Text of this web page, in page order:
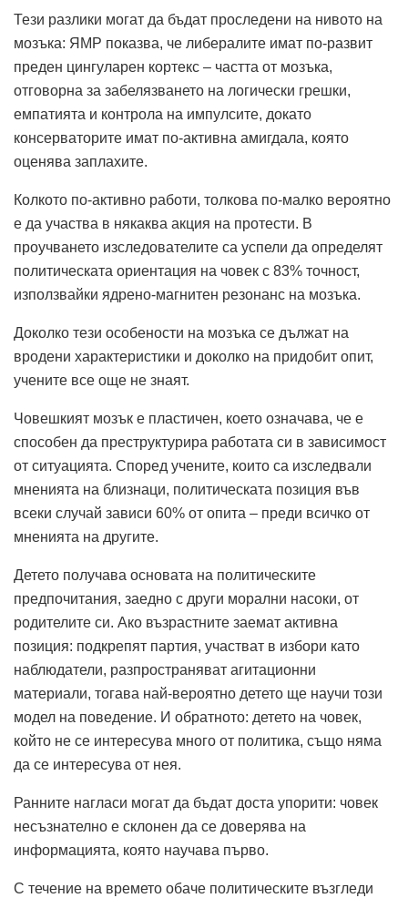
Тези разлики могат да бъдат проследени на нивото на
мозъка: ЯМР показва, че либералите имат по-развит
преден цингуларен кортекс – частта от мозъка,
отговорна за забелязването на логически грешки,
емпатията и контрола на импулсите, докато
консерваторите имат по-активна амигдала, която
оценява заплахите.
Колкото по-активно работи, толкова по-малко вероятно
е да участва в някаква акция на протести. В
проучването изследователите са успели да определят
политическата ориентация на човек с 83% точност,
използвайки ядрено-магнитен резонанс на мозъка.
Доколко тези особености на мозъка се дължат на
вродени характеристики и доколко на придобит опит,
учените все още не знаят.
Човешкият мозък е пластичен, което означава, че е
способен да преструктурира работата си в зависимост
от ситуацията. Според учените, които са изследвали
мненията на близнаци, политическата позиция във
всеки случай зависи 60% от опита – преди всичко от
мненията на другите.
Детето получава основата на политическите
предпочитания, заедно с други морални насоки, от
родителите си. Ако възрастните заемат активна
позиция: подкрепят партия, участват в избори като
наблюдатели, разпространяват агитационни
материали, тогава най-вероятно детето ще научи този
модел на поведение. И обратното: детето на човек,
който не се интересува много от политика, също няма
да се интересува от нея.
Ранните нагласи могат да бъдат доста упорити: човек
несъзнателно е склонен да се доверява на
информацията, която научава първо.
С течение на времето обаче политическите възгледи